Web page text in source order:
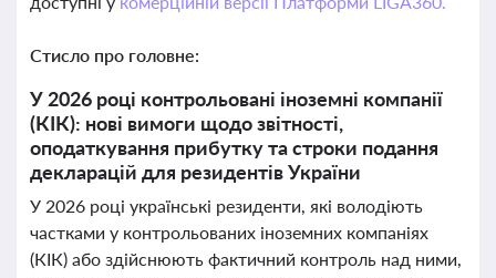
Стисло про головне:
У 2026 році контрольовані іноземні компанії
(КІК): нові вимоги щодо звітності,
оподаткування прибутку та строки подання
декларацій для резидентів України
У 2026 році українські резиденти, які володіють
частками у контрольованих іноземних компаніях
(КІК) або здійснюють фактичний контроль над ними,